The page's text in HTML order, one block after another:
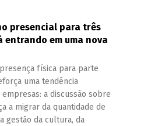
presencial para três
entrando em uma nova
física para parte
uma tendência
a discussão sobre
a migrar da quantidade de
gestão da cultura, da